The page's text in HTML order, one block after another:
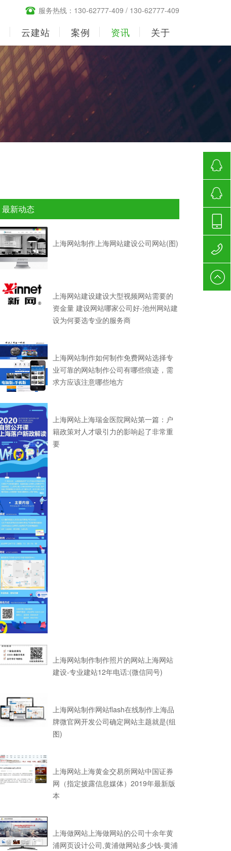
服务热线：130-62777-409 / 130-62777-409
云建站 案例 资讯 关于
最新动态
上海网站制作上海网站建设公司网站(图)
上海网站建设建设大型视频网站需要的
资金量 建设网站哪家公司好-池州网站建
设为何要选专业的服务商
上海网站制作如何制作免费网站选择专
业可靠的网站制作公司有哪些痕迹，需
求方应该注意哪些地方
上海网站上海瑞金医院网站第一篇：户
籍政策对人才吸引力的影响起了非常重
要
上海网站制作制作照片的网站上海网站
建设-专业建站12年电话:(微信同号)
上海网站制作网站flash在线制作上海品
牌微官网开发公司确定网站主题就是(组
图)
上海网站上海黄金交易所网站中国证券
网（指定披露信息媒体）2019年最新版
本
上海做网站上海做网站的公司十余年黄
浦网页设计公司,黄浦做网站多少钱-黄浦
130-
62777-
130-